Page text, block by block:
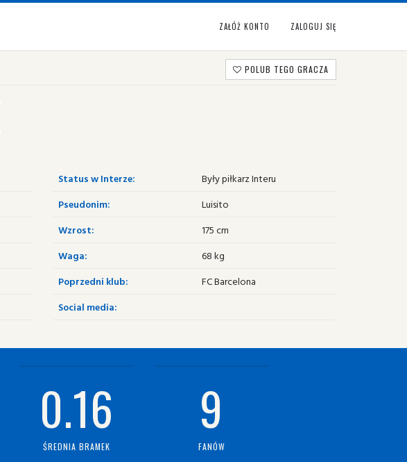
ZAŁÓŻ KONTO ZALOGUJ SIĘ
POLUB TEGO GRACZA
Status w Interze:
Były piłkarz Interu
Pseudonim:
Luisito
Wzrost:
175 cm
Waga:
68 kg
Poprzedni klub:
FC Barcelona
Social media:
0.16
ŚREDNIA BRAMEK
9
FANÓW